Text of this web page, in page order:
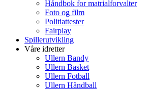
Håndbok for matrialforvalter
Foto og film
Politiattester
Fairplay
Spillerutvikling
Våre idretter
Ullern Bandy
Ullern Basket
Ullern Fotball
Ullern Håndball